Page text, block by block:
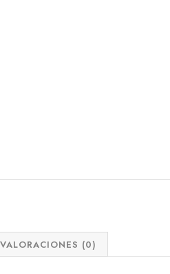
VALORACIONES (0)